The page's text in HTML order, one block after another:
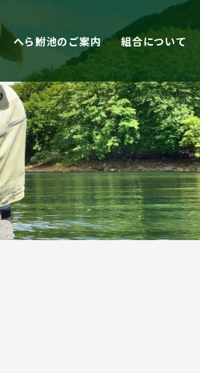
へら鮒池のご案内 組合について